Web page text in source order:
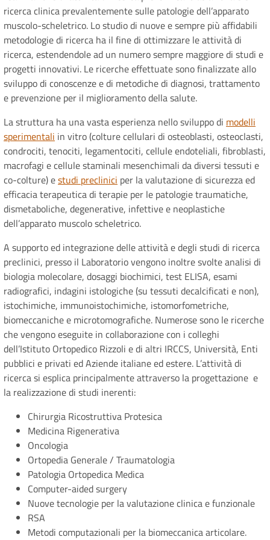
ricerca clinica prevalentemente sulle patologie dell’apparato
muscolo-scheletrico. Lo studio di nuove e sempre più affidabili
metodologie di ricerca ha il fine di ottimizzare le attività di
ricerca, estendendole ad un numero sempre maggiore di studi e
progetti innovativi. Le ricerche effettuate sono finalizzate allo
sviluppo di conoscenze e di metodiche di diagnosi, trattamento
e prevenzione per il miglioramento della salute.
La struttura ha una vasta esperienza nello sviluppo di modelli
sperimentali in vitro (colture cellulari di osteoblasti, osteoclasti,
condrociti, tenociti, legamentociti, cellule endoteliali, fibroblasti,
macrofagi e cellule staminali mesenchimali da diversi tessuti e
co-colture) estudi preclinici per la valutazione di sicurezza ed
efficacia terapeutica di terapie per le patologie traumatiche,
dismetaboliche, degenerative, infettive e neoplastiche
dell’apparato muscolo scheletrico.
A supporto ed integrazione delle attività e degli studi di ricerca
preclinici, presso il Laboratorio vengono inoltre svolte analisi di
biologia molecolare, dosaggi biochimici, test ELISA, esami
radiografici, indagini istologiche (su tessuti decalcificati e non),
istochimiche, immunoistochimiche, istomorfometriche,
biomeccaniche e microtomografiche. Numerose sono le ricerche
che vengono eseguite in collaborazione con i colleghi
dell’Istituto Ortopedico Rizzoli e di altri IRCCS, Università, Enti
pubblici e privati ed Aziende italiane ed estere. L’attività di
ricerca si esplica principalmente attraverso la progettazione e
la realizzazione di studi inerenti:
Chirurgia Ricostruttiva Protesica
Medicina Rigenerativa
Oncologia
Ortopedia Generale / Traumatologia
Patologia Ortopedica Medica
Computer-aided surgery
Nuove tecnologie per la valutazione clinica e funzionale
RSA
Metodi computazionali per la biomeccanica articolare.